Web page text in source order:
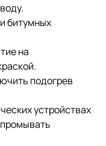
битумных
на
подогрев
устройствах